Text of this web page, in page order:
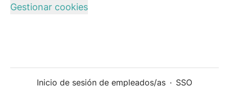
Gestionar cookies
Inicio de sesión de empleados/as · SSO